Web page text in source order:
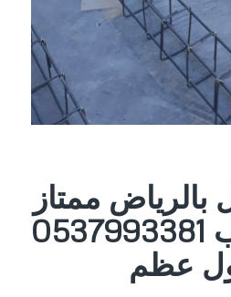
ممتاز
بناء وتشطيب 0537993381
عظم